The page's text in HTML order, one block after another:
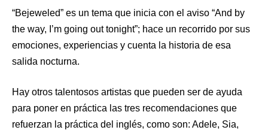
“Bejeweled” es un tema que inicia con el aviso “And by
the way, I’m going out tonight”; hace un recorrido por sus
emociones, experiencias y cuenta la historia de esa
salida nocturna.
Hay otros talentosos artistas que pueden ser de ayuda
para poner en práctica las tres recomendaciones que
refuerzan la práctica del inglés, como son: Adele, Sia,